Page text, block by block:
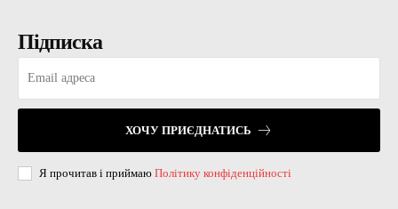
Підписка
ХОЧУ ПРИЄДНАТИСЬ
Я прочитав і приймаю Політику конфіденційності